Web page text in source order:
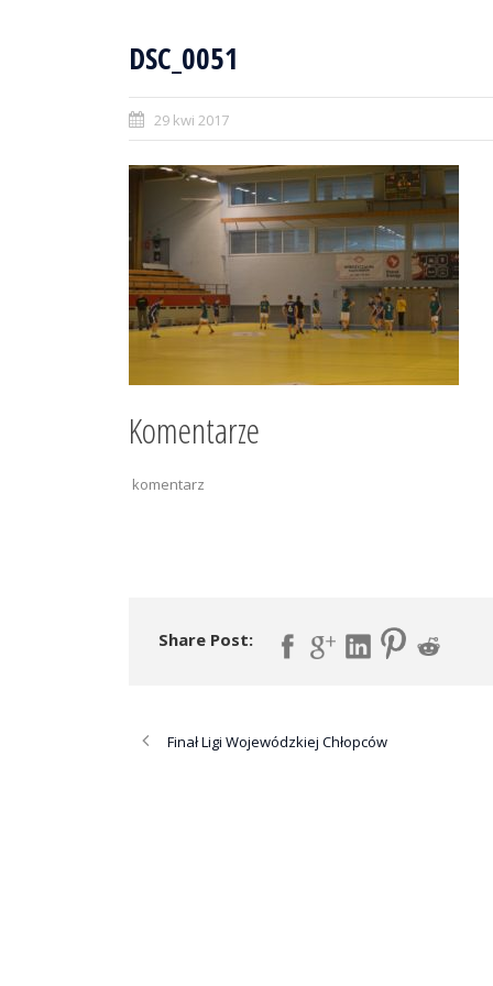
DSC_0051
29 kwi 2017
Komentarze
komentarz
Share Post:
Finał Ligi Wojewódzkiej Chłopców